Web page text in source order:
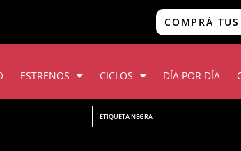
COMPRÁ
ESTRENOS CICLOS DÍA POR DÍA
ETIQUETA NEGRA